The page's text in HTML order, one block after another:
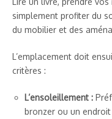
simplement profiter du
du mobilier et des
L’emplacement doit
critères :
L’ensoleillement :
bronzer ou un